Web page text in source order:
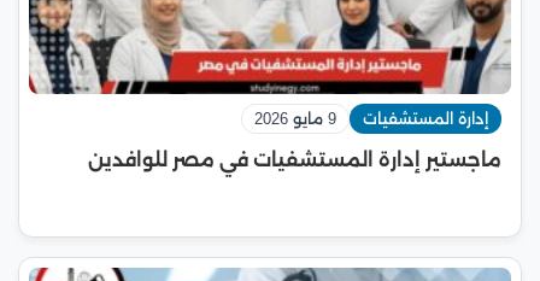
إدارة المستشفيات 9 مايو 2026
ماجستير إدارة المستشفيات في مصر للوافدين